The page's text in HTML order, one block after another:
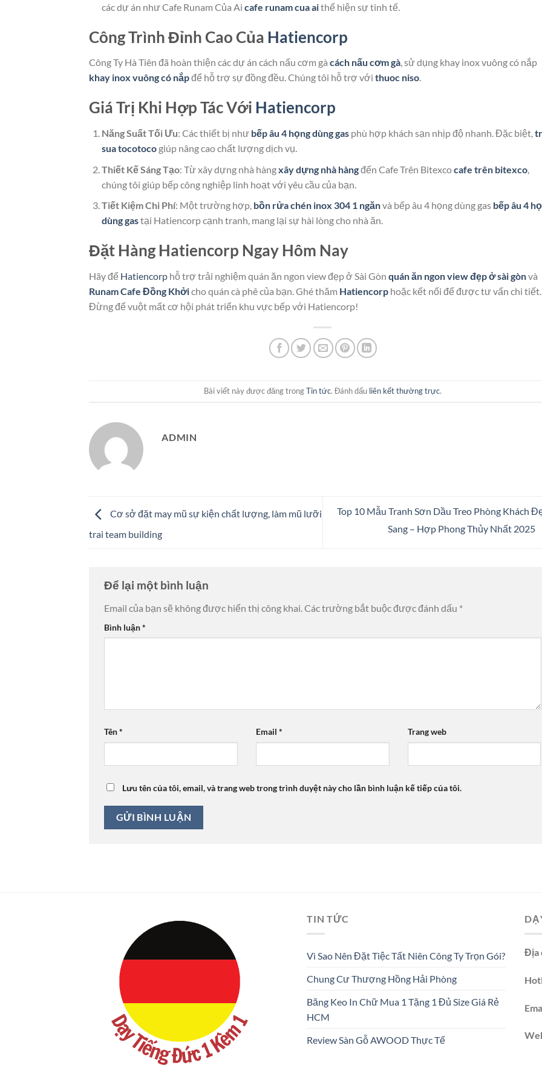
các dự án như Cafe Runam Của Ai cafe runam cua aithể hiện sự tinh tế.
Công Trình Đỉnh Cao Của Hatiencorp
Công Ty Hà Tiên đã hoàn thiện các dự án cách nấu cơm gà cách nấu cơm gà, sử dụng khay inox vuông có nắp
khay inox vuông có nắpđể hỗ trợ sự đồng đều. Chúng tôi hỗ trợ với thuoc niso.
Giá Trị Khi Hợp Tác Với Hatiencorp
Năng Suất Tối Ưu: Các thiết bị như bếp âu 4 họng dùng gasphù hợp khách sạn nhịp độ nhanh. Đặc biệt,
sua tocotocogiúp nâng cao chất lượng dịch vụ.
Thiết Kế Sáng Tạo: Từ xây dựng nhà hàngxây dựng nhà hàngđến Cafe Trên Bitexcocafe trên bitexco,
chúng tôi giúp bếp công nghiệp linh hoạt với yêu cầu của bạn.
Tiết Kiệm Chi Phí: Một trường hợp, bồn rửa chén inox 304 1 ngănvà bếp âu 4 họng dùng gas bếp âu 4
dùng gastại Hatiencorp cạnh tranh, mang lại sự hài lòng cho nhà ăn.
Đặt Hàng Hatiencorp Ngay Hôm Nay
Hãy để Hatiencorp hỗ trợ trải nghiệm quán ăn ngon view đẹp ở Sài Gòn quán ăn ngon view đẹp ở sài gònvà
Runam Cafe Đồng Khởicho quán cà phê của bạn. Ghé thăm Hatiencorp hoặc kết nối để được tư vấn chi tiết.
Đừng để vuột mất cơ hội phát triển khu vực bếp với Hatiencorp!
Bài viết này được đăng trongTin tức. Đánh dấu liên kết thường trực.
ADMIN
Cơ sở đặt may mũ sự kiện chất lượng, làm mũ lưỡi
trai team building
Top 10 Mẫu Tranh Sơn Dầu Treo Phòng Khách
Sang – Hợp Phong Thủy Nhất 2025
Để lại một bình luận
Email của bạn sẽ không được hiển thị công khai. Các trường bắt buộc được đánh dấu *
Bình luận*
Tên* Email * Trang web
Lưu tên của tôi, email, và trang web trong trình duyệt này cho lần bình luận kế tiếp của tôi.
TIN TỨC
Vì Sao Nên Đặt Tiệc Tất Niên Công Ty Trọn Gói?
Chung Cư Thượng Hồng Hải Phòng
Băng Keo In Chữ Mua 1 Tặng 1 Đủ Size Giá Rẻ
HCM
Review Sàn Gỗ AWOOD Thực Tế
Địa